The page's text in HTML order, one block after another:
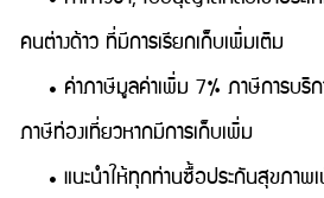
คนต่างด้าว ที่มีการเรียกเก็บเพิ่มเติม
• ค่าภาษีมูลค่าเพิ่ม 7% ภาษีการบ
ภาษีท่องเที่ยวหากมีการเก็บเพิ่ม
• แนะนำให้ทุกท่านซื้อประกันสุขภาพ